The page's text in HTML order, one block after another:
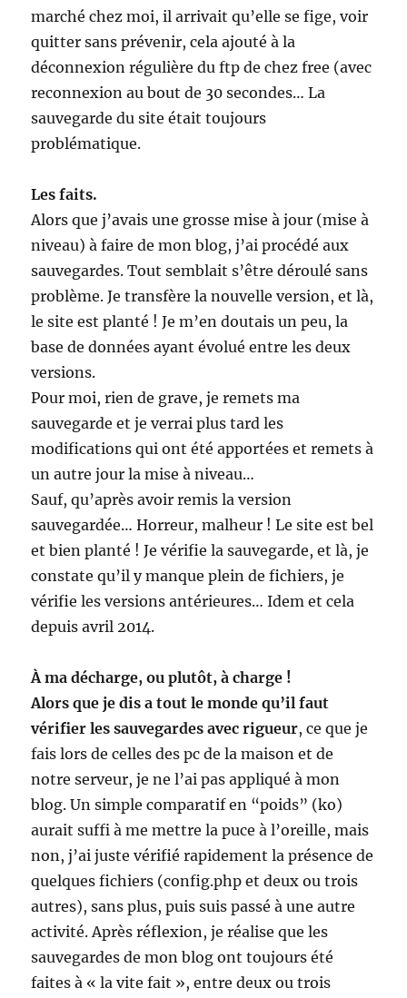
marché chez moi, il arrivait qu’elle se fige, voir
quitter sans prévenir, cela ajouté à la
déconnexion régulière du ftp de chez free (avec
reconnexion au bout de 30 secondes… La
sauvegarde du site était toujours
problématique.
Les faits.
Alors que j’avais une grosse mise à jour (mise à
niveau) à faire de mon blog, j’ai procédé aux
sauvegardes. Tout semblait s’être déroulé sans
problème. Je transfère la nouvelle version, et là,
le site est planté ! Je m’en doutais un peu, la
base de données ayant évolué entre les deux
versions.
Pour moi, rien de grave, je remets ma
sauvegarde et je verrai plus tard les
modifications qui ont été apportées et remets à
un autre jour la mise à niveau…
Sauf, qu’après avoir remis la version
sauvegardée… Horreur, malheur ! Le site est bel
et bien planté ! Je vérifie la sauvegarde, et là, je
constate qu’il y manque plein de fichiers, je
vérifie les versions antérieures… Idem et cela
depuis avril 2014.
À ma décharge, ou plutôt, à charge !
Alors que je dis a tout le monde qu’il faut
vérifier les sauvegardes avec rigueur, ce que je
fais lors de celles des pc de la maison et de
notre serveur, je ne l’ai pas appliqué à mon
blog. Un simple comparatif en “poids” (ko)
aurait suffi à me mettre la puce à l’oreille, mais
non, j’ai juste vérifié rapidement la présence de
quelques fichiers (config.php et deux ou trois
autres), sans plus, puis suis passé à une autre
activité. Après réflexion, je réalise que les
sauvegardes de mon blog ont toujours été
faites à « la vite fait », entre deux ou trois